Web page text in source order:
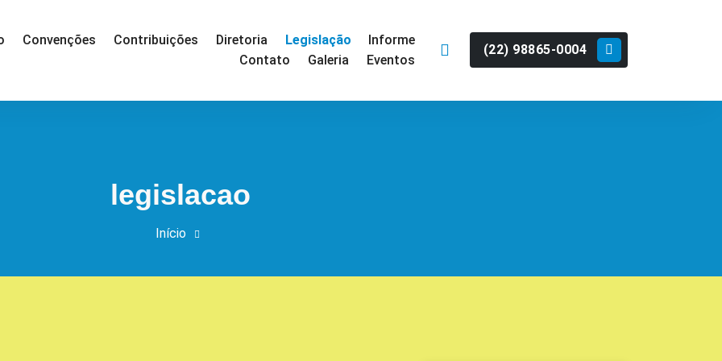
Convenções Contribuições Diretoria
Informe
Contato
Galeria Eventos
(22) 98865-0004
legislacao
Início